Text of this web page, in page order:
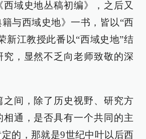
域史地丛稿初编》，之后又
与西域史地》一书，皆以“西
新江教授此番以“西域史地”结
究，显然不乏向老师致敬的深
之间，除了历史视野、研究方
相通，是否具有一个共同的主
的，那就是9世纪中叶以后西